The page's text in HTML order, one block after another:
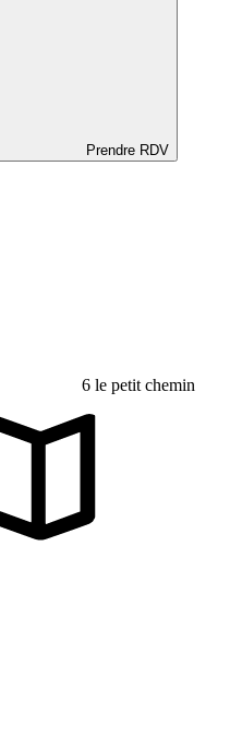
Prendre RDV
6 le petit chemin